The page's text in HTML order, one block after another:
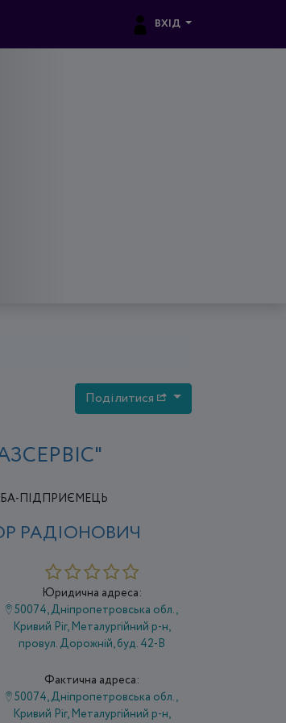
ВХІД
Поділитися
ПІДПРИЄМЕЦЬ
РАДІОНОВИЧ
Юридична адреса:
50074, Дніпропетровська обл.,
Кривий Ріг, Металургійний р-н,
провул. Дорожній, буд. 42-В
Фактична адреса:
50074, Дніпропетровська обл.,
Кривий Ріг, Металургійний р-н,